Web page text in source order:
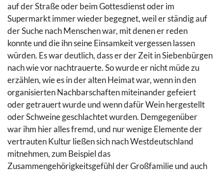
auf der Straße oder beim Gottesdienst oder im
Supermarkt immer wieder begegnet, weil er ständig auf
der Suche nach Menschen war, mit denen er reden
konnte und die ihn seine Einsamkeit vergessen lassen
würden. Es war deutlich, dass er der Zeit in Siebenbürgen
nach wie vor nachtrauerte. So wurde er nicht müde zu
erzählen, wie es in der alten Heimat war, wenn in den
organisierten Nachbarschaften miteinander gefeiert
oder getrauert wurde und wenn dafür Wein hergestellt
oder Schweine geschlachtet wurden. Demgegenüber
war ihm hier alles fremd, und nur wenige Elemente der
vertrauten Kultur ließen sich nach Westdeutschland
mitnehmen, zum Beispiel das
Zusammengehörigkeitsgefühl der Großfamilie und auch